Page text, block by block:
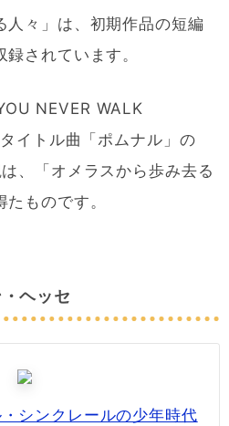
人々」は、初期作品の短編
されています。
NEVER WALK
イトル曲「ポムナル」の
、「オメラスから歩み去る
ものです。
ヘッセ
シンクレールの少年時代